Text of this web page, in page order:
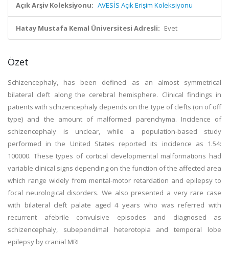
Açık Arşiv Koleksiyonu: AVESİS Açık Erişim Koleksiyonu
Hatay Mustafa Kemal Üniversitesi Adresli: Evet
Özet
Schizencephaly, has been defined as an almost symmetrical
bilateral cleft along the cerebral hemisphere. Clinical findings in
patients with schizencephaly depends on the type of clefts (on of off
type) and the amount of malformed parenchyma. Incidence of
schizencephaly is unclear, while a population-based study
performed in the United States reported its incidence as 1.54:
100000. These types of cortical developmental malformations had
variable clinical signs depending on the function of the affected area
which range widely from mental-motor retardation and epilepsy to
focal neurological disorders. We also presented a very rare case
with bilateral cleft palate aged 4 years who was referred with
recurrent afebrile convulsive episodes and diagnosed as
schizencephaly, subependimal heterotopia and temporal lobe
epilepsy by cranial MRI